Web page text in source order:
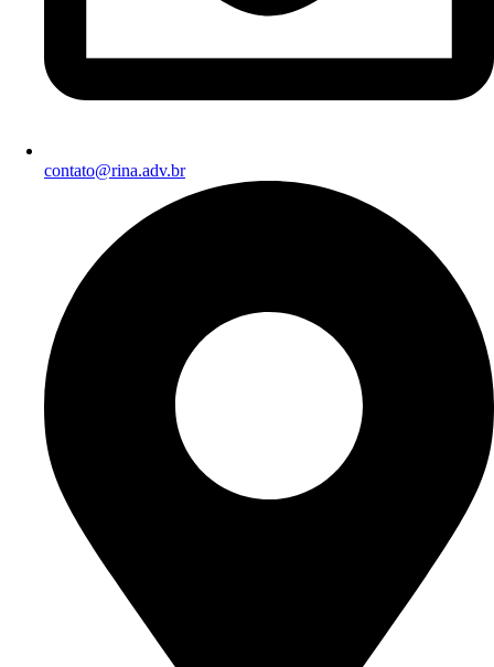
contato@rina.adv.br